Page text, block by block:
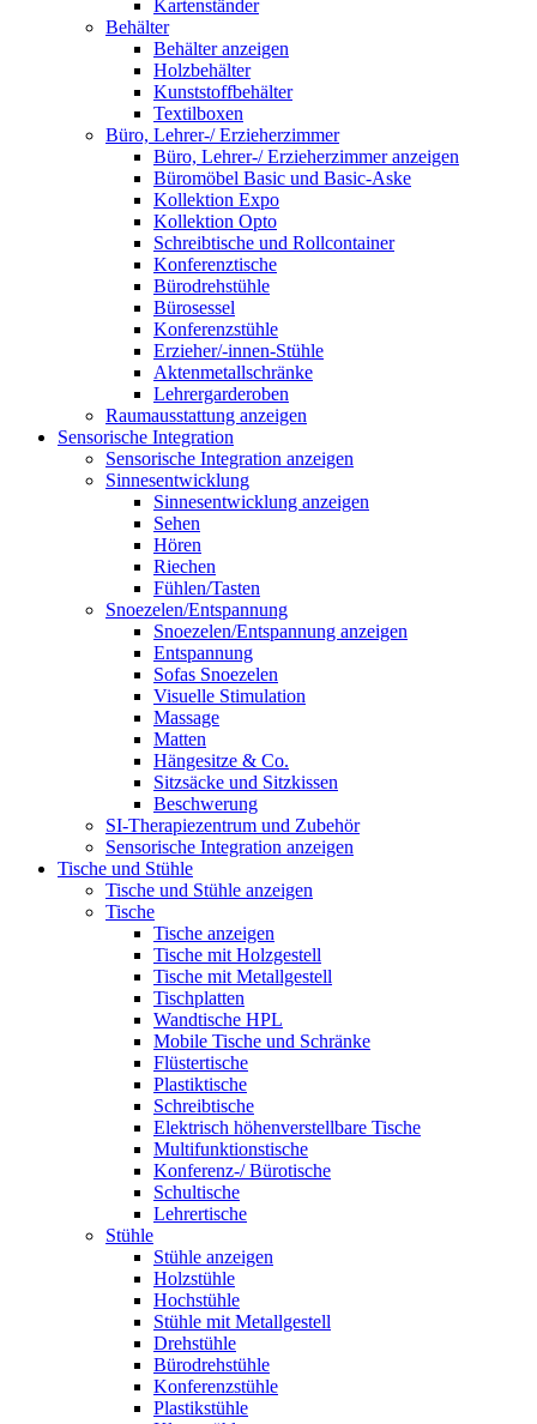
Kartenständer
Behälter
Behälter anzeigen
Holzbehälter
Kunststoffbehälter
Textilboxen
Büro, Lehrer-/ Erzieherzimmer
Büro, Lehrer-/ Erzieherzimmer anzeigen
Büromöbel Basic und Basic-Aske
Kollektion Expo
Kollektion Opto
Schreibtische und Rollcontainer
Konferenztische
Bürodrehstühle
Bürosessel
Konferenzstühle
Erzieher/-innen-Stühle
Aktenmetallschränke
Lehrergarderoben
Raumausstattung anzeigen
Sensorische Integration
Sensorische Integration anzeigen
Sinnesentwicklung
Sinnesentwicklung anzeigen
Sehen
Hören
Riechen
Fühlen/Tasten
Snoezelen/Entspannung
Snoezelen/Entspannung anzeigen
Entspannung
Sofas Snoezelen
Visuelle Stimulation
Massage
Matten
Hängesitze & Co.
Sitzsäcke und Sitzkissen
Beschwerung
SI-Therapiezentrum und Zubehör
Sensorische Integration anzeigen
Tische und Stühle
Tische und Stühle anzeigen
Tische
Tische anzeigen
Tische mit Holzgestell
Tische mit Metallgestell
Tischplatten
Wandtische HPL
Mobile Tische und Schränke
Flüstertische
Plastiktische
Schreibtische
Elektrisch höhenverstellbare Tische
Multifunktionstische
Konferenz-/ Bürotische
Schultische
Lehrertische
Stühle
Stühle anzeigen
Holzstühle
Hochstühle
Stühle mit Metallgestell
Drehstühle
Bürodrehstühle
Konferenzstühle
Plastikstühle